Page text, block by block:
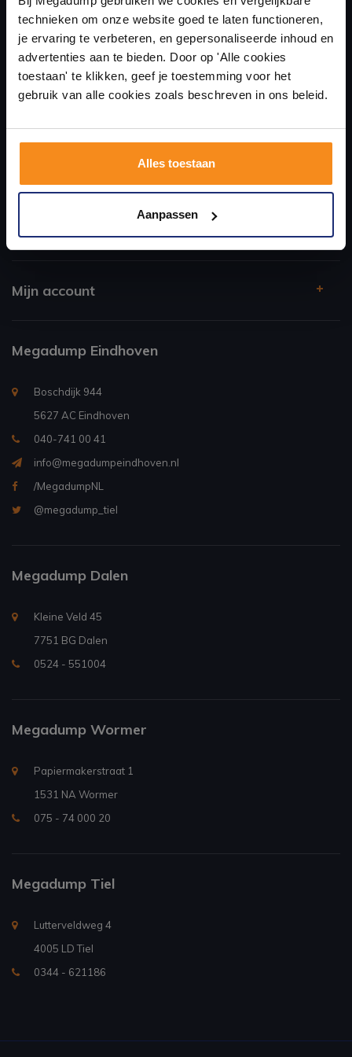
technieken om onze website goed te laten functioneren,
je ervaring te verbeteren, en gepersonaliseerde inhoud en
advertenties aan te bieden. Door op 'Alle cookies
toestaan' te klikken, geef je toestemming voor het
gebruik van alle cookies zoals beschreven in ons beleid.
Alles toestaan
Aanpassen
Klantenservice
Mijn account
Megadump Eindhoven
Boschdijk 944
5627 AC Eindhoven
040-741 00 41
info@megadumpeindhoven.nl
/MegadumpNL
@megadump_tiel
Megadump Dalen
Kleine Veld 45
7751 BG Dalen
0524 - 551004
Megadump Wormer
Papiermakerstraat 1
1531 NA Wormer
075 - 74 000 20
Megadump Tiel
Lutterveldweg 4
4005 LD Tiel
0344 - 621186
Laat je inspireren door 21 volledig ingerichte
badkameropstellingen – van compact tot luxe. Onze
ervaren adviseurs helpen je persoonlijk, en je vindt
tegels & sanitair direct uit voorraad. Gratis parkeren
op eigen terrein.
Kom langs en ervaar zelf het verschil!